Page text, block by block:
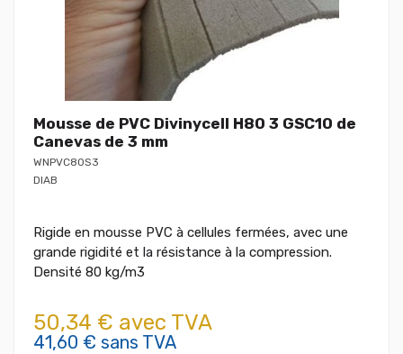
Mousse de PVC Divinycell H80 3 GSC10 de
Canevas de 3 mm
WNPVC80S3
DIAB
Rigide en mousse PVC à cellules fermées, avec une
grande rigidité et la résistance à la compression.
Densité 80 kg/m3
50,34 € avec TVA
41,60 € sans TVA